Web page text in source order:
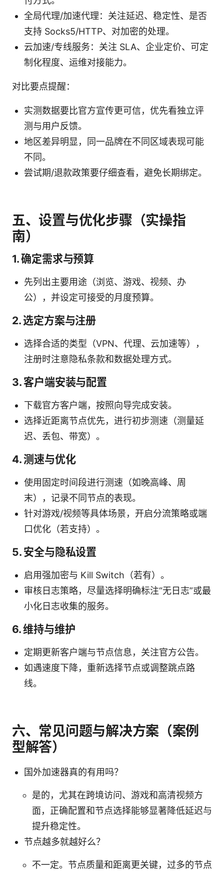
全局代理/加速代理：关注延迟、稳定性、是否
支持 Socks5/HTTP、对加密的处理。
云加速/专线服务：关注 SLA、企业定价、可定
制化程度、运维对接能力。
对比要点提醒：
实测数据要比官方宣传更可信，优先看独立评
测与用户反馈。
地区差异明显，同一品牌在不同区域表现可能
不同。
尝试期/退款政策要仔细查看，避免长期绑定。
五、设置与优化步骤（实操指
南）
1. 确定需求与预算
先列出主要用途（浏览、游戏、视频、办
公），并设定可接受的月度预算。
2. 选定方案与注册
选择合适的类型（VPN、代理、云加速等），
注册时注意隐私条款和数据处理方式。
3. 客户端安装与配置
下载官方客户端，按照向导完成安装。
选择近距离节点优先，进行初步测速（测量延
迟、丢包、带宽）。
4. 测速与优化
使用固定时间段进行测速（如晚高峰、周
末），记录不同节点的表现。
针对游戏/视频等具体场景，开启分流策略或端
口优化（若支持）。
5. 安全与隐私设置
启用强加密与 Kill Switch（若有）。
审核日志策略，尽量选择明确标注“无日志”或最
小化日志收集的服务。
6. 维持与维护
定期更新客户端与节点信息，关注官方公告。
如遇速度下降，重新选择节点或调整跳点路
线。
六、常见问题与解决方案（案例
型解答）
国外加速器真的有用吗？
是的，尤其在跨境访问、游戏和高清视频方
面，正确配置和节点选择能够显著降低延迟与
提升稳定性。
节点越多就越好么？
不一定。节点质量和距离更关键，过多的节点